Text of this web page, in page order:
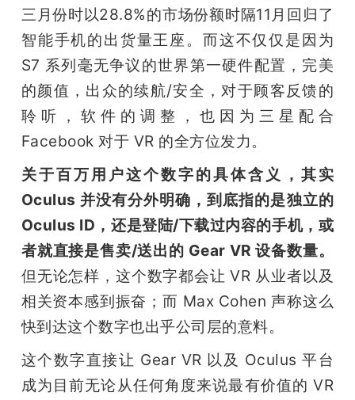
三月份时以28.8%的市场份额时隔11月回归了
智能手机的出货量王座。而这不仅仅是因为
S7 系列毫无争议的世界第一硬件配置，完美
的颜值，出众的续航/安全，对于顾客反馈的
聆听，软件的调整，也因为三星配合
Facebook 对于 VR 的全方位发力。
关于百万用户这个数字的具体含义，其实
Oculus 并没有分外明确，到底指的是独立的
Oculus ID，还是登陆/下载过内容的手机，或
者就直接是售卖/送出的 Gear VR 设备数量。
但无论怎样，这个数字都会让 VR 从业者以及
相关资本感到振奋；而 Max Cohen 声称这么
快到达这个数字也出乎公司层的意料。
这个数字直接让 Gear VR 以及 Oculus 平台
成为目前无论从任何角度来说最有价值的 VR